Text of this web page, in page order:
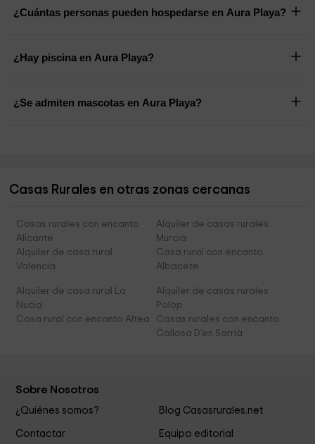
¿Cuántas personas pueden hospedarse en Aura Playa?
¿Hay piscina en Aura Playa?
¿Se admiten mascotas en Aura Playa?
Casas Rurales en otras zonas cercanas
Casas rurales con encanto
Alicante
Alquiler de casas rurales
Murcia
Alquiler de casa rural
Valencia
Casa rural con encanto
Albacete
Alquiler de casa rural La
Nucia
Alquiler de casas rurales
Polop
Casa rural con encanto Altea
Casas rurales con encanto
Callosa D'en Sarrià
Sobre Nosotros
¿Quiénes somos? Blog Casasrurales.net
Contactar Equipo editorial